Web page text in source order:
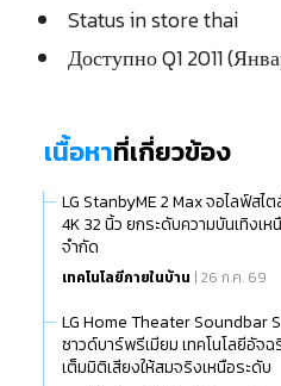
Status in store thai
Доступно Q1 2011
เนื้อหาที่เกี่ยวข้อง
LG StanbyME 2 Max จอไลฟ์สไต
4K 32 นิ้ว ยกระดับความบันเทิงเห
จำกัด
เทคโนโลยีภายในบ้าน | 26 ก.ค. 69
LG Home Theater Soundbar
ซาวด์บาร์พรีเมียม เทคโนโลยีอัจฉ
เต็มมิติเสียงให้สมจริงเหนือระดับ